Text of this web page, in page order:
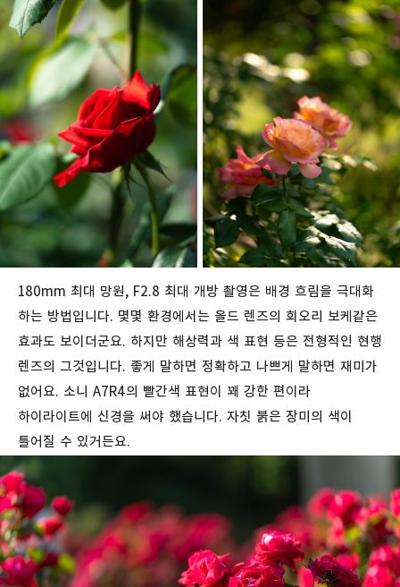
180mm 최대 망원, F2.8 최대 개방 촬영은 배경 흐림을 극대화
하는 방법입니다. 몇몇 환경에서는 올드 렌즈의 회오리 보케같은
효과도 보이더군요. 하지만 해상력과 색 표현 등은 전형적인 현행
렌즈의 그것입니다. 좋게 말하면 정확하고 나쁘게 말하면 재미가
없어요. 소니 A7R4의 빨간색 표현이 꽤 강한 편이라
하이라이트에 신경을 써야 했습니다. 자칫 붉은 장미의 색이
틀어질 수 있거든요.